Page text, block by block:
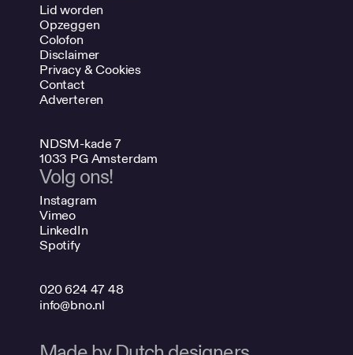
Lid worden
Opzeggen
Colofon
Disclaimer
Privacy & Cookies
Contact
Adverteren
NDSM-kade 7
1033 PG Amsterdam
Volg ons!
Instagram
Vimeo
LinkedIn
Spotify
020 624 47 48
info@bno.nl